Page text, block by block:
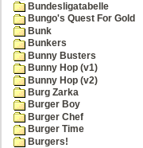
Bundesligatabelle
Bungo's Quest For Gold
Bunk
Bunkers
Bunny Busters
Bunny Hop (v1)
Bunny Hop (v2)
Burg Zarka
Burger Boy
Burger Chef
Burger Time
Burgers!